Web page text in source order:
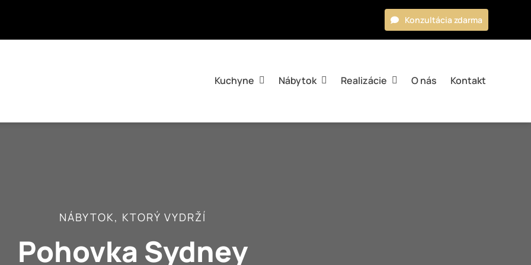
Konzultácia zdarma
Kuchyne Nábytok Realizácie O nás Kontakt
NÁBYTOK, KTORÝ VYDRŽÍ
Pohovka Sydney